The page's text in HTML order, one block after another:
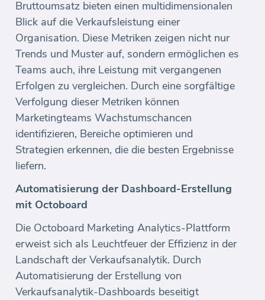
Bruttoumsatz bieten einen multidimensionalen
Blick auf die Verkaufsleistung einer
Organisation. Diese Metriken zeigen nicht nur
Trends und Muster auf, sondern ermöglichen es
Teams auch, ihre Leistung mit vergangenen
Erfolgen zu vergleichen. Durch eine sorgfältige
Verfolgung dieser Metriken können
Marketingteams Wachstumschancen
identifizieren, Bereiche optimieren und
Strategien erkennen, die die besten Ergebnisse
liefern.
Automatisierung der Dashboard-Erstellung
mit Octoboard
Die Octoboard Marketing Analytics-Plattform
erweist sich als Leuchtfeuer der Effizienz in der
Landschaft der Verkaufsanalytik. Durch
Automatisierung der Erstellung von
Verkaufsanalytik-Dashboards beseitigt